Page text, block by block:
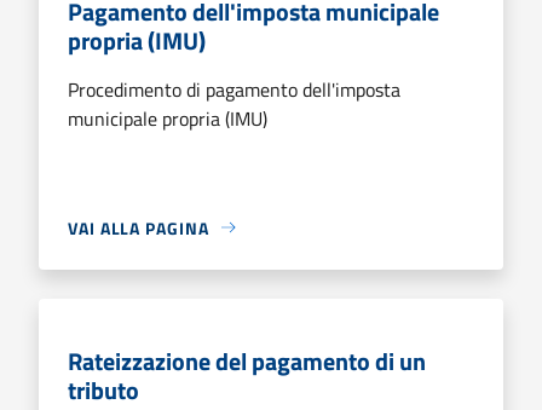
Pagamento dell'imposta municipale
propria (IMU)
Procedimento di pagamento dell'imposta
municipale propria (IMU)
VAI ALLA PAGINA
Rateizzazione del pagamento di un
tributo